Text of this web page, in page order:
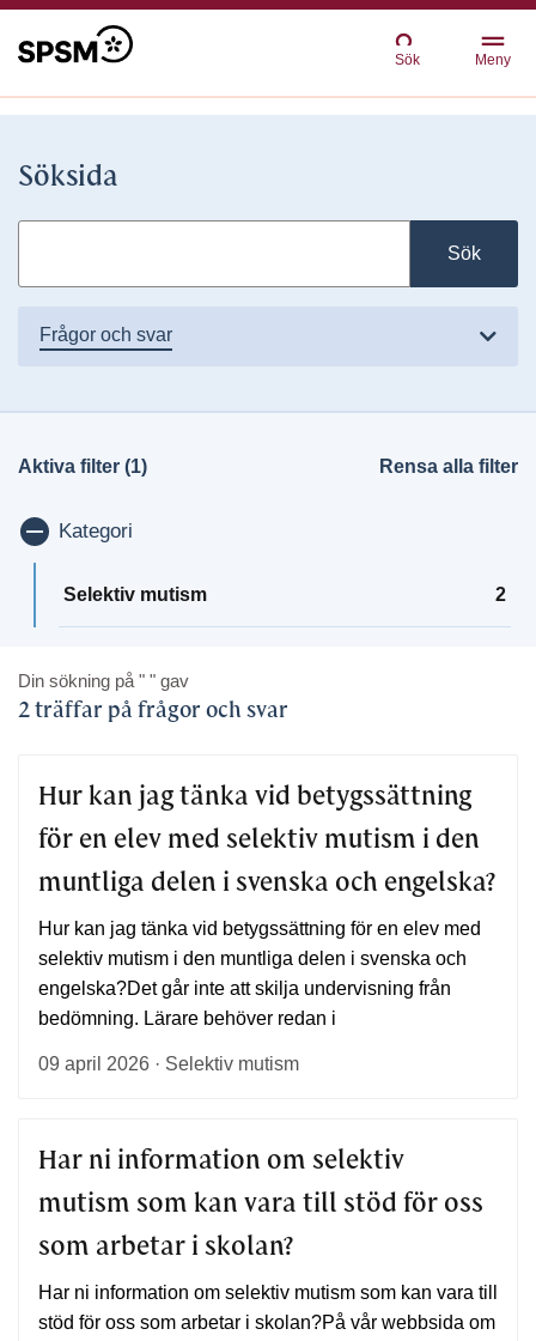
Sök Meny
Söksida
Sök
frågor och svar
Aktiva filter (1) Rensa alla filter
Visa/döljKategori
Selektiv mutism 2
Din sökning på " " gav
2 träffar på frågor och svar
Hur kan jag tänka vid betygssättning
för en elev med selektiv mutism i den
muntliga delen i svenska och engelska?
Hur kan jag tänka vid betygssättning för en elev med
selektiv mutism i den muntliga delen i svenska och
engelska?Det går inte att skilja undervisning från
bedömning. Lärare behöver redan i
09 april 2026 · Selektiv mutism
Har ni information om selektiv
mutism som kan vara till stöd för oss
som arbetar i skolan?
Har ni information om selektiv mutism som kan vara till
stöd för oss som arbetar i skolan?På vår webbsida om